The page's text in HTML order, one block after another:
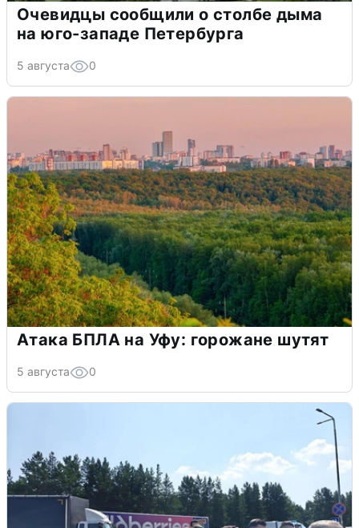
Очевидцы сообщили о столбе дыма
на юго-западе Петербурга
5 августа 0
Атака БПЛА на Уфу: горожане шутят
5 августа 0